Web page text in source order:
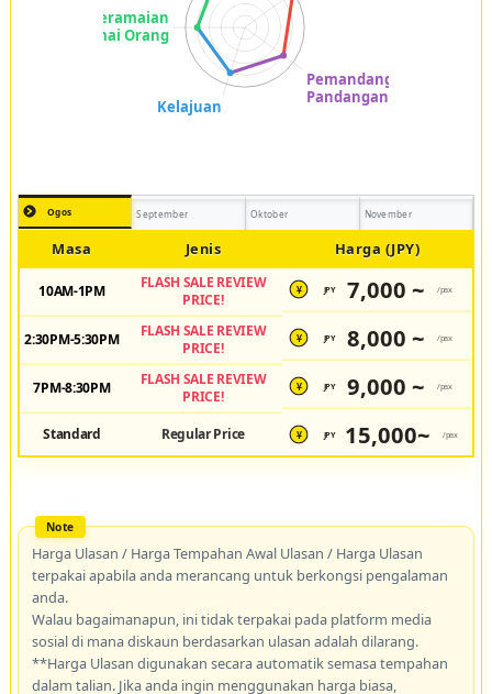
Ogos September Oktober November
Masa Jenis Harga (JPY)
10AM-1PM
FLASH SALE REVIEW
PRICE!
¥ JPY 7,000 ~ /pax
2:30PM-5:30PM
FLASH SALE REVIEW
PRICE!
¥ JPY 8,000 ~ /pax
7PM-8:30PM
FLASH SALE REVIEW
PRICE!
¥ JPY 9,000 ~ /pax
Standard Regular Price ¥ JPY 15,000~ /pax
Harga Ulasan / Harga Tempahan Awal Ulasan / Harga Ulasan
terpakai apabila anda merancang untuk berkongsi pengalaman
anda.
Walau bagaimanapun, ini tidak terpakai pada platform media
sosial di mana diskaun berdasarkan ulasan adalah dilarang.
**Harga Ulasan digunakan secara automatik semasa tempahan
dalam talian. Jika anda ingin menggunakan harga biasa,